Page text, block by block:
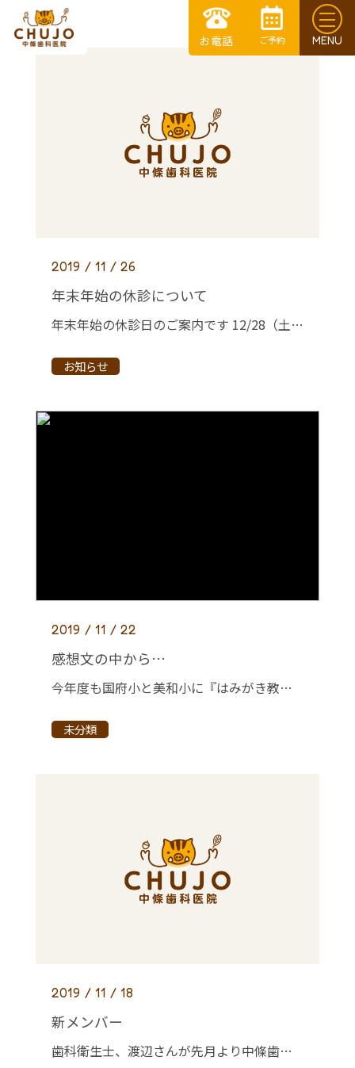
2019 / 11 / 26
年末年始の休診について
年末年始の休診日のご案内です 12/28（土）12：00まで診療～1/3（金）休診 年始は1/4（土）より診療いたします ご不便お掛け致しますが宜しくお願い致します
お知らせ
2019 / 11 / 22
感想文の中から…
今年度も国府小と美和小に『はみがき教室』に行かせてもらってます。 こどもたちが書いてくれる感想文の中で、私たちの間で特に盛り上がったものがありましたのでご紹介！ 国府小５年生Ｍ君。最後『うらに絵かいてます』の一言があり、 […]
未分類
2019 / 11 / 18
新メンバー
歯科衛生士、渡辺さんが先月より中條歯科の仲間入りしました(^^)/ 経験があり大変たのもしーい存在です！ ケアの予約も取りやすくなっております。 よろしくお願い致します。